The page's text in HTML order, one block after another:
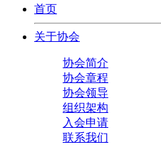
首页
关于协会
协会简介
协会章程
协会领导
组织架构
入会申请
联系我们